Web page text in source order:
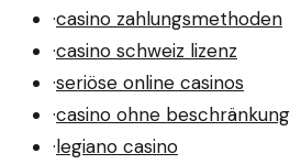
·casino zahlungsmethoden
·casino schweiz lizenz
·seriöse online casinos
·casino ohne beschränkung
·legiano casino